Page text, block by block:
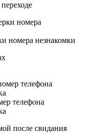
номера незнакомки
телефона